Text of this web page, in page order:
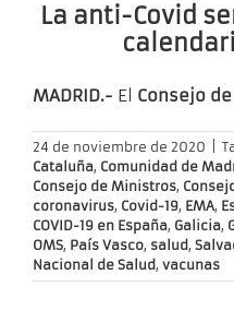
La anti-Covid
MADRID.- El Consejo
24 de noviembre de 2020
Cataluña, Comunidad de
Consejo de Ministros,
coronavirus, Covid-19, EMA,
COVID-19 en España, Galicia,
OMS, País Vasco, salud,
Nacional de Salud, vacunas